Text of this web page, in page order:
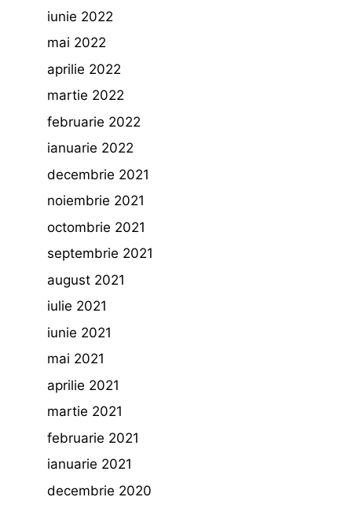
iunie 2022
mai 2022
aprilie 2022
martie 2022
februarie 2022
ianuarie 2022
decembrie 2021
noiembrie 2021
octombrie 2021
septembrie 2021
august 2021
iulie 2021
iunie 2021
mai 2021
aprilie 2021
martie 2021
februarie 2021
ianuarie 2021
decembrie 2020